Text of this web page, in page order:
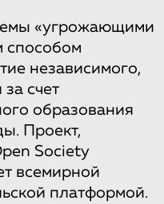
«угрожающими
способом
независимого,
счет
образования
Проект,
Society
всемирной
платформой.